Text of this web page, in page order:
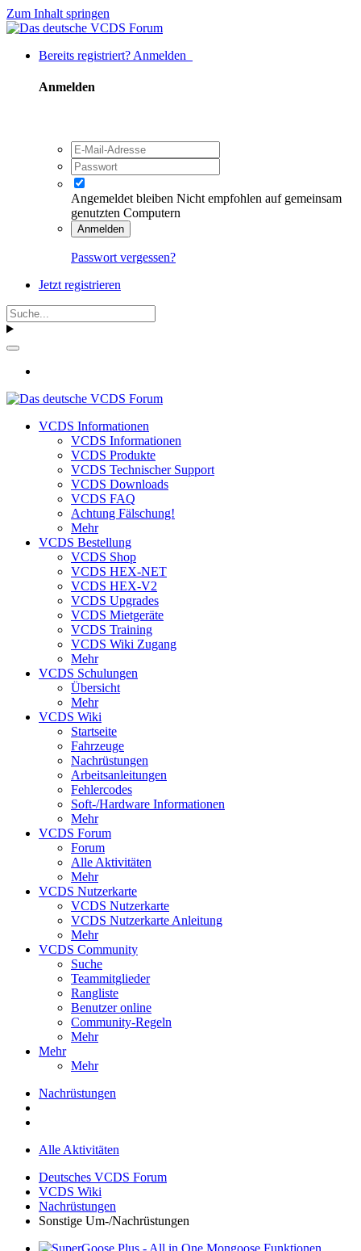
Zum Inhalt springen
Bereits registriert? Anmelden
Anmelden
Angemeldet bleiben Nicht empfohlen auf gemeinsam
genutzten Computern
Anmelden
Passwort vergessen?
Jetzt registrieren
VCDS Informationen
VCDS Informationen
VCDS Produkte
VCDS Technischer Support
VCDS Downloads
VCDS FAQ
Achtung Fälschung!
Mehr
VCDS Bestellung
VCDS Shop
VCDS HEX-NET
VCDS HEX-V2
VCDS Upgrades
VCDS Mietgeräte
VCDS Training
VCDS Wiki Zugang
Mehr
VCDS Schulungen
Übersicht
Mehr
VCDS Wiki
Startseite
Fahrzeuge
Nachrüstungen
Arbeitsanleitungen
Fehlercodes
Soft-/Hardware Informationen
Mehr
VCDS Forum
Forum
Alle Aktivitäten
Mehr
VCDS Nutzerkarte
VCDS Nutzerkarte
VCDS Nutzerkarte Anleitung
Mehr
VCDS Community
Suche
Teammitglieder
Rangliste
Benutzer online
Community-Regeln
Mehr
Mehr
Mehr
Nachrüstungen
Alle Aktivitäten
Deutsches VCDS Forum
VCDS Wiki
Nachrüstungen
Sonstige Um-/Nachrüstungen